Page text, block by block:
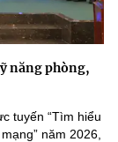
năng phòng,
tuyến “Tìm hiểu
năm 2026,